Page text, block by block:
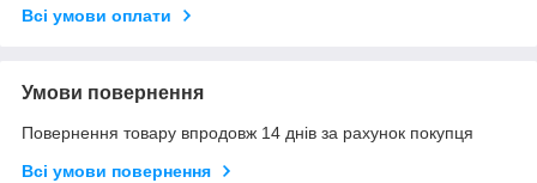
Всі умови оплати
Умови повернення
Повернення товару впродовж 14 днів за рахунок покупця
Всі умови повернення